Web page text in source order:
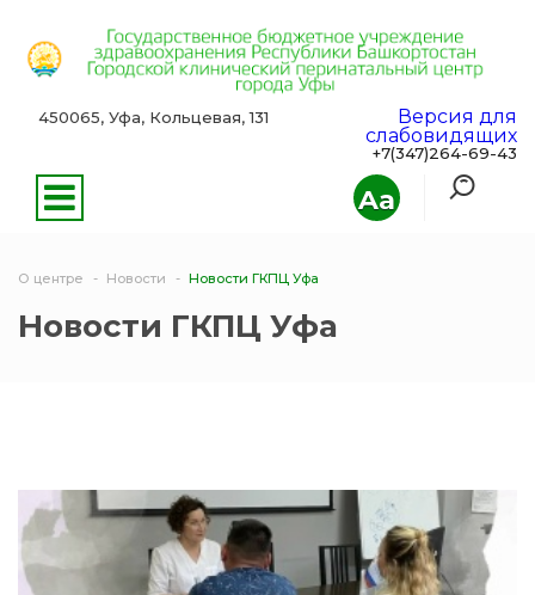
Aa
450065, Уфа, Кольцевая, 131
Версия для
слабовидящих
+7(347)264-69-43
О центре Новости Новости ГКПЦ Уфа
Новости ГКПЦ Уфа